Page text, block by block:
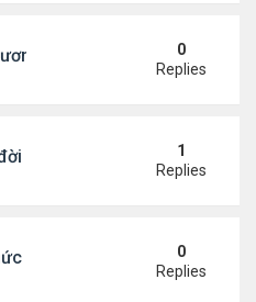
Bá Chi - Tạ Đình Phong
0
Replies
sau 2 năm đột quỵ. 1
Replies
sn cho bà xã
0
Replies